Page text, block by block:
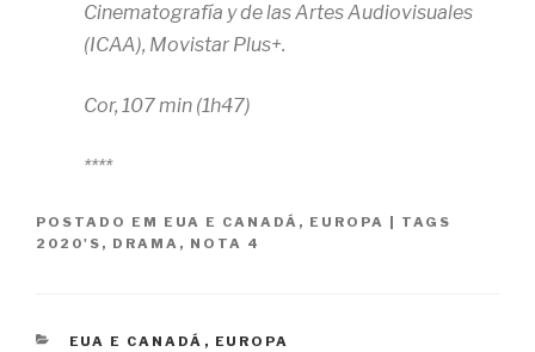
Cinematografía y de las Artes Audiovisuales
(ICAA), Movistar Plus+.
Cor, 107 min (1h47)
****
POSTADO EM EUA E CANADÁ , EUROPA
TAGS
2020'S , DRAMA , NOTA 4
CATEGORIAS
EUA E CANADÁ , EUROPA